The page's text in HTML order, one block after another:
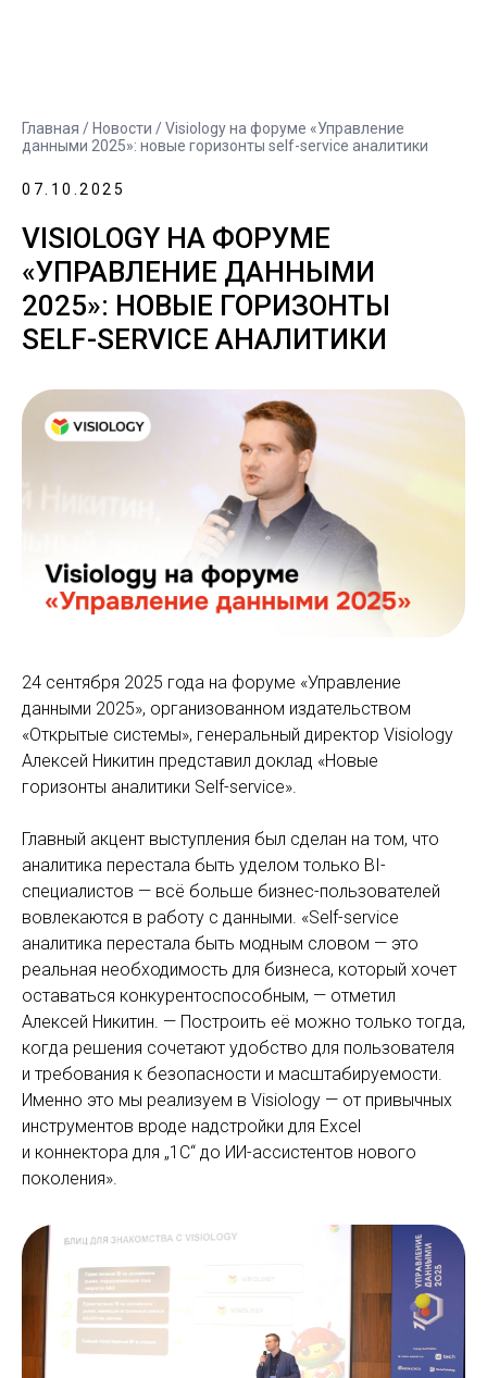
Главная / Новости / Visiology на форуме «Управление
данными 2025»: новые горизонты self-service аналитики
07.10.2025
VISIOLOGY НА ФОРУМЕ
«УПРАВЛЕНИЕ ДАННЫМИ
2025»: НОВЫЕ ГОРИЗОНТЫ
SELF-SERVICE АНАЛИТИКИ
24 сентября 2025 года на форуме «Управление
данными 2025», организованном издательством
«Открытые системы», генеральный директор Visiology
Алексей Никитин представил доклад «Новые
горизонты аналитики Self-service».
Главный акцент выступления был сделан на том, что
аналитика перестала быть уделом только BI-
специалистов — всё больше бизнес-пользователей
вовлекаются в работу с данными. «Self-service
аналитика перестала быть модным словом — это
реальная необходимость для бизнеса, который хочет
оставаться конкурентоспособным, — отметил
Алексей Никитин. — Построить её можно только тогда,
когда решения сочетают удобство для пользователя
и требования к безопасности и масштабируемости.
Именно это мы реализуем в Visiology — от привычных
инструментов вроде надстройки для Excel
и коннектора для „1С“ до ИИ-ассистентов нового
поколения».